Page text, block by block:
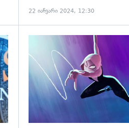
22 იანვარი 2024, 12:30